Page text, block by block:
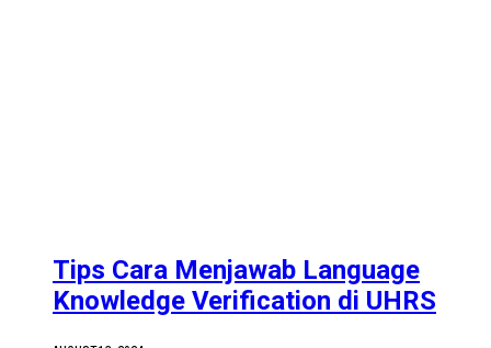
Tips Cara Menjawab Language
Knowledge Verification di UHRS